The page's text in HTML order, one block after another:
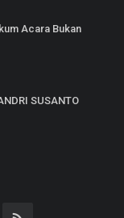
Acara Bukan
SUSANTO